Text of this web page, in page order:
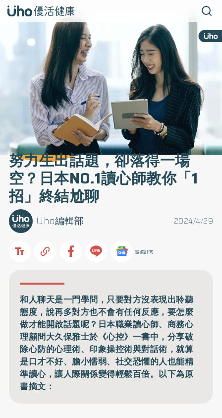
努力生出話題，卻落得一場
空？日本NO.1讀心師教你「1
招」終結尬聊
2024/4/29
Uho編輯部
追蹤訂閱
和人聊天是一門學問，只要對方沒表現出聆聽
態度，說再多對方也不會有任何反應，要怎麼
做才能開啟話題呢？日本職業讀心師、商務心
理顧問大久保雅士於《心控》一書中，分享破
除心防的心理術、印象操控術與對話術，就算
是口才不好、膽小懦弱、社交恐懼的人也能精
準讀心，讓人際關係變得輕鬆百倍。以下為原
書摘文：